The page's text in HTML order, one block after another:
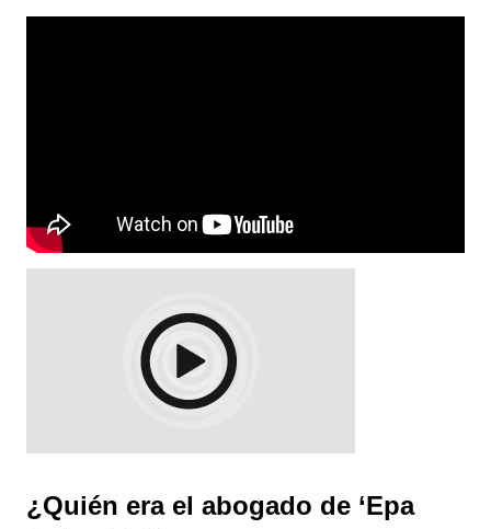
¿Quién era el abogado de ‘Epa